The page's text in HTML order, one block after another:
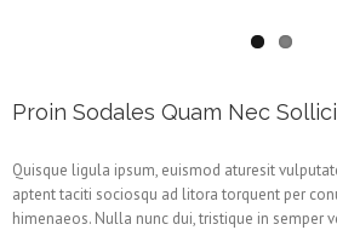
Proin Sodales Quam Nec
Quisque ligula ipsum, euismod aturesit
aptent taciti sociosqu ad litora torquent per
himenaeos. Nulla nunc dui, tristique in semper